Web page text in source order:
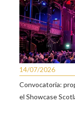
14/07/2026
Convocatoria:
el Showcase